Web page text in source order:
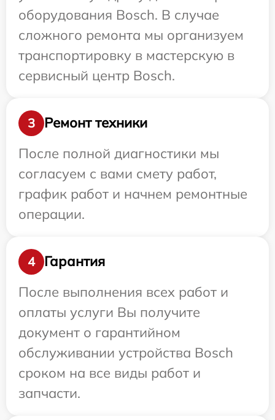
оборудования Bosch. В случае
сложного ремонта мы организуем
транспортировку в мастерскую в
сервисный центр Bosch.
3
Ремонт техники
После полной диагностики мы
согласуем с вами смету работ,
график работ и начнем ремонтные
операции.
4
Гарантия
После выполнения всех работ и
оплаты услуги Вы получите
документ о гарантийном
обслуживании устройства Bosch
сроком на все виды работ и
запчасти.